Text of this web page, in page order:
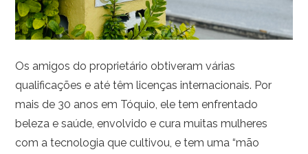
Os amigos do proprietário obtiveram várias
qualificações e até têm licenças internacionais. Por
mais de 30 anos em Tóquio, ele tem enfrentado
beleza e saúde, envolvido e cura muitas mulheres
com a tecnologia que cultivou, e tem uma “mão